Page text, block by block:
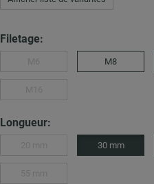
Filetage:
M8
Longueur:
30 mm